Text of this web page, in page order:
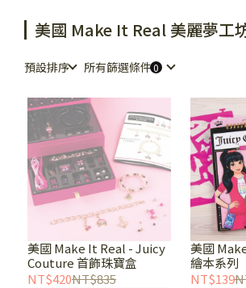
美國 Make It Real 美麗夢工
預設排序 所有篩選條件
美國 Make It Real - Juicy
Couture 首飾珠寶盒
NT$420NT$835
美國
繪本系列
NT$139